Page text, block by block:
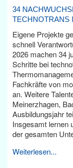
34
TECHNOTRANS
Eigene Projekte
schnell
2026 machen 34
Schritte bei
Fachkräfte von
an. Weitere
Meinerzhagen,
Ausbildungsjahr
Insgesamt lernen
der gesamten
Weiterlesen...